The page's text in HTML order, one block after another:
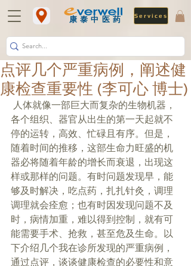
Services
​康泰中医药
点评几个严重病例，阐述健
康检查重要性 (李可心 博士)
各个组织、器官从出生的第一天起就不
停的运转，高效、忙碌且有序。但是，
随着时间的推移，这部生命力旺盛的机
器必将随着年龄的增长而衰退，出现这
样或那样的问题。有时问题发现早，能
够及时解决，吃点药，扎扎针灸，调理
调理就会痊愈；也有时因发现问题不及
时，病情加重，难以得到控制，就有可
能需要手术、抢救，甚至危及生命。以
下介绍几个我在诊所发现的严重病例，
通过点评，谈谈健康检查的必要性和意